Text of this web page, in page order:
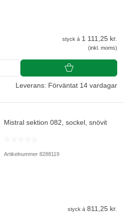
styck á 1 111,25 kr.
(inkl. moms)
Leverans: Förväntat 14 vardagar
Mistral sektion 082, sockel, snövit
Artikelnummer 8288119
styck á 811,25 kr.